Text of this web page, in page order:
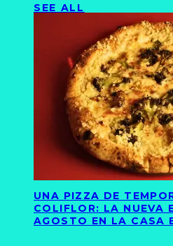
SEE ALL
UNA PIZZA DE
COLIFLOR: LA NUEVA
AGOSTO EN LA CASA